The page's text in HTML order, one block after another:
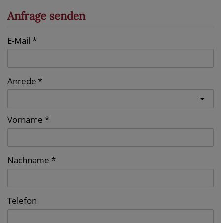
Anfrage senden
E-Mail
Anrede
Vorname
Nachname
Telefon